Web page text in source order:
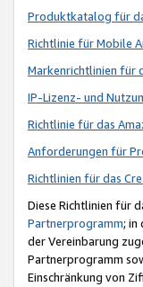
Produktkatalog für
Richtlinie für Mobile
Markenrichtlinien für
IP-Lizenz- und
Richtlinie für das
Anforderungen für
Richtlinien für das
Diese Richtlinien für
Partnerprogramm; in
der Vereinbarung
Partnerprogramm
Einschränkung von